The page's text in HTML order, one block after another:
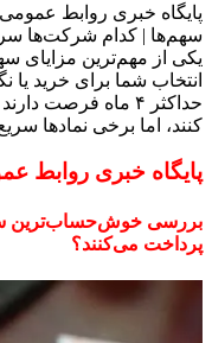
پایگاه خبری روابط
سهم‌ها | کدام شرکت‌ها
یکی از مهم‌ترین مزایای
انتخاب شما برای خرید
حداکثر ۴ ماه
کنند، اما برخی نماد‌ها
پایگاه خبری روابط
بررسی خوش‌حساب‌ترین
پرداخت می‌کنند؟